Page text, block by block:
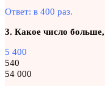
Ответ: в 400 раз.
3. Какое число
5 400
540
54 000